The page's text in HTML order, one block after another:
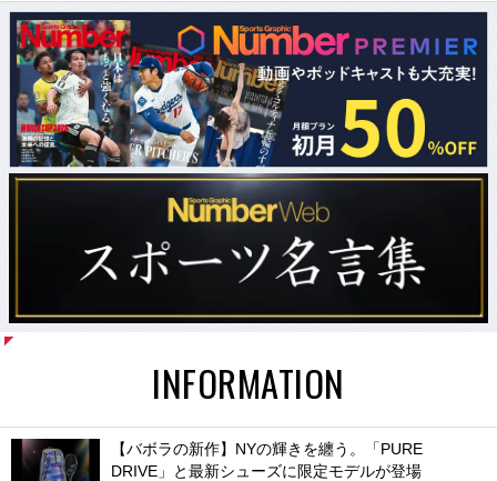
INFORMATION
【バボラの新作】NYの輝きを纏う。「PURE
DRIVE」と最新シューズに限定モデルが登場